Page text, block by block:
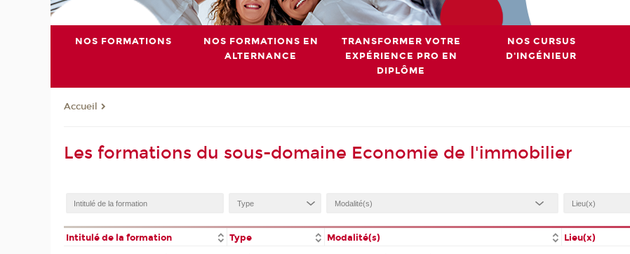
NOS FORMATIONS
NOS FORMATIONS EN
ALTERNANCE
TRANSFORMER VOTRE
EXPÉRIENCE PRO EN
DIPLÔME
NOS CURSUS
D'INGÉNIEUR
Accueil
Les formations du sous-domaine Economie de l'immobilier
Intitulé de la formation Type Modalité(s) Lieu(x)